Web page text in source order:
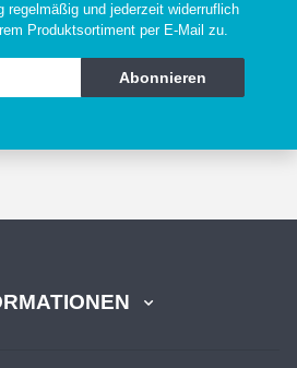
regelmäßig und jederzeit widerruflich
Produktsortiment per E-Mail zu.
Abonnieren